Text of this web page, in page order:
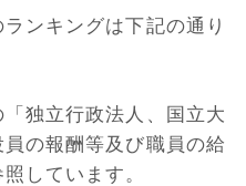
ンキングは下記の通り
独立行政法人、国立大
の報酬等及び職員の給
しています。